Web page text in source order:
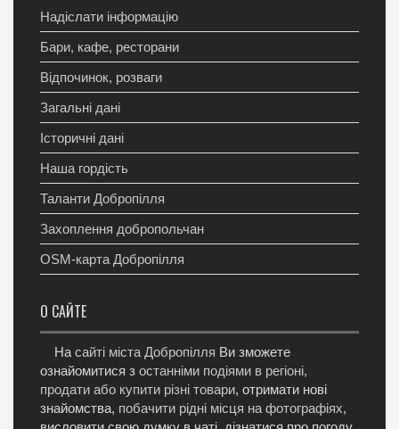
Надіслати інформацію
Бари, кафе, ресторани
Відпочинок, розваги
Загальні дані
Історичні дані
Наша гордість
Таланти Добропілля
Захоплення добропольчан
OSM-карта Добропілля
О САЙТЕ
На сайті міста Добропілля Ви зможете
ознайомитися з останніми подіями в регіоні,
продати або купити різні товари, отримати нові
знайомства, побачити рідні місця на фотографіях,